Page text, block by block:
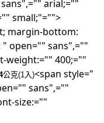
arial;=""
small;"="">
margin-bottom:
open="" sans",=""
weight:="" 400;=""
公克(1入)<span style="
sans",=""
size:=""